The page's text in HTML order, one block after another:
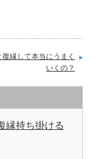
縁して本当にうまく
いくの？
縁持ち掛ける